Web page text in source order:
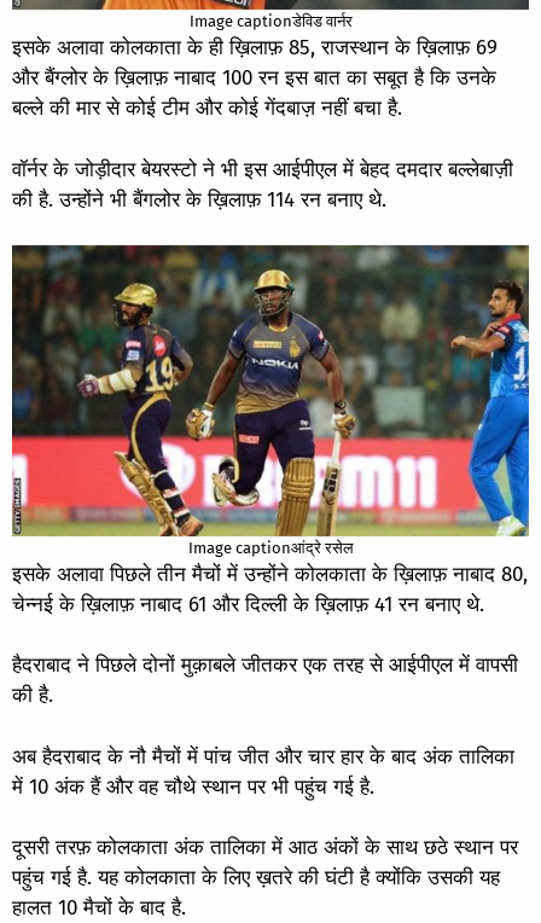
Image captionडेविड वार्नर
इसके अलावा कोलकाता के ही ख़िलाफ़ 85, राजस्थान के ख़िलाफ़ 69
और बैंग्लोर के ख़िलाफ़ नाबाद 100 रन इस बात का सबूत है कि उनके
बल्ले की मार से कोई टीम और कोई गेंदबाज़ नहीं बचा है.
वॉर्नर के जोड़ीदार बेयरस्टो ने भी इस आईपीएल में बेहद दमदार बल्लेबाज़ी
की है. उन्होंने भी बैंगलोर के ख़िलाफ़ 114 रन बनाए थे.
Image captionआंद्रे रसेल
इसके अलावा पिछले तीन मैचों में उन्होंने कोलकाता के ख़िलाफ़ नाबाद 80,
चेन्नई के ख़िलाफ़ नाबाद 61 और दिल्ली के ख़िलाफ़ 41 रन बनाए थे.
हैदराबाद ने पिछले दोनों मुक़ाबले जीतकर एक तरह से आईपीएल में वापसी
की है.
अब हैदराबाद के नौ मैचों में पांच जीत और चार हार के बाद अंक तालिका
में 10 अंक हैं और वह चौथे स्थान पर भी पहुंच गई है.
दूसरी तरफ़ कोलकाता अंक तालिका में आठ अंकों के साथ छठे स्थान पर
पहुंच गई है. यह कोलकाता के लिए ख़तरे की घंटी है क्योंकि उसकी यह
हालत 10 मैचों के बाद है.